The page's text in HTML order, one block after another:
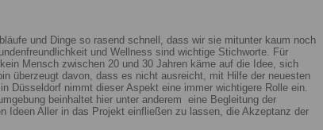
und Dinge so rasend schnell, dass wir sie mitunter kaum noch
und Wellness sind wichtige Stichworte. Für
Mensch zwischen 20 und 30 Jahren käme auf die Idee, sich
überzeugt davon, dass es nicht ausreicht, mit Hilfe der neuesten
Düsseldorf nimmt dieser Aspekt eine immer wichtigere Rolle ein.
beinhaltet hier unter anderem eine Begleitung der
Ideen Aller in das Projekt einfließen zu lassen, die Akzeptanz der